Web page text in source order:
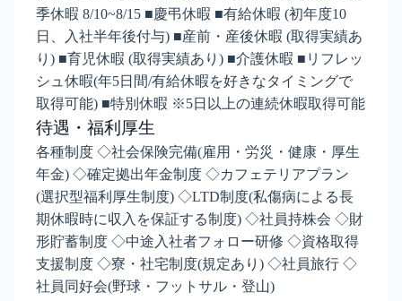
季休暇 8/10~8/15 ■慶弔休暇 ■有給休暇 (初年度10
日、入社半年後付与) ■産前・産後休暇 (取得実績あ
り) ■育児休暇 (取得実績あり) ■介護休暇 ■リフレッ
シュ休暇(年5日間/有給休暇を好きなタイミングで
取得可能) ■特別休暇 ※5日以上の連続休暇取得可能
待遇・福利厚生
各種制度 ◇社会保険完備(雇用・労災・健康・厚生
年金) ◇確定拠出年金制度 ◇カフェテリアプラン
(選択型福利厚生制度) ◇LTD制度(私傷病による長
期休暇時に収入を保証する制度) ◇社員持株会 ◇財
形貯蓄制度 ◇中途入社者フォロー研修 ◇資格取得
支援制度 ◇寮・社宅制度(規定あり) ◇社員旅行 ◇
社員同好会(野球・フットサル・登山)